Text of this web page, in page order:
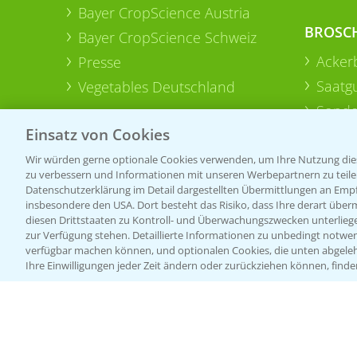
Bayer CropScience Austria
Bayer CropScience Schweiz
Presse
Vegetables Deutschland
Einsatz von Cookies
Wir würden gerne optionale Cookies verwenden, um Ihre Nutzung
zu verbessern und Informationen mit unseren Werbepartnern zu
Datenschutzerklärung im Detail dargestellten Übermittlungen an
insbesondere den USA. Dort besteht das Risiko, dass Ihre derart
diesen Drittstaaten zu Kontroll- und Überwachungszwecken
zur Verfügung stehen. Detaillierte Informationen zu unbedingt
verfügbar machen können, und optionalen Cookies, die unten
Ihre Einwilligungen jeder Zeit ändern oder zurückziehen können,